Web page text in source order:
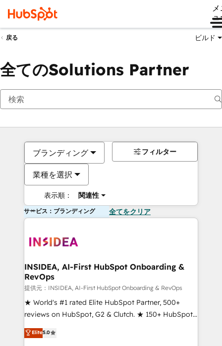
ュ
戻る ビルド
全てのSolutions Partner
ブランディング
業種を選択
表示順： 関連性
フィルター
サービス：ブランディング 全てをクリア
INSIDEA, AI-First HubSpot Onboarding &
RevOps
提供元：INSIDEA, AI-First HubSpot Onboarding & RevOps
★ World's #1 rated Elite HubSpot Partner, 500+
reviews on HubSpot, G2 & Clutch. ★ 150+ HubSpot
Certified Experts & Trainers across the team ★
1,500+ implementations across five continents ★ AI-
Elite5.0